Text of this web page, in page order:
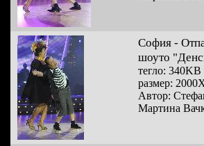
София -
шоуто
тегло: 340KB
размер:
Автор:
Мартина